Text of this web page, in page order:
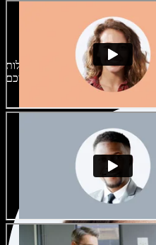
וגברים במגוון
אותו דבר. בחרו מתוך מאות קולות